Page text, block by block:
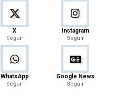
X
Seguir
Instagram
Seguir
WhatsApp
Seguir
Google News
Seguir